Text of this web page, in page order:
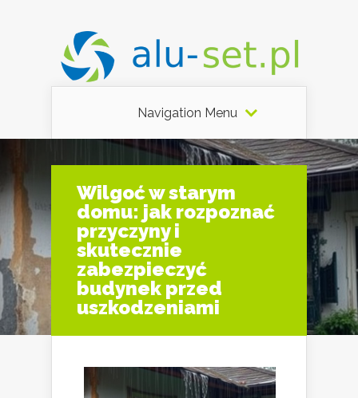
Navigation Menu
Wilgoć w starym
domu: jak rozpoznać
przyczyny i
skutecznie
zabezpieczyć
budynek przed
uszkodzeniami